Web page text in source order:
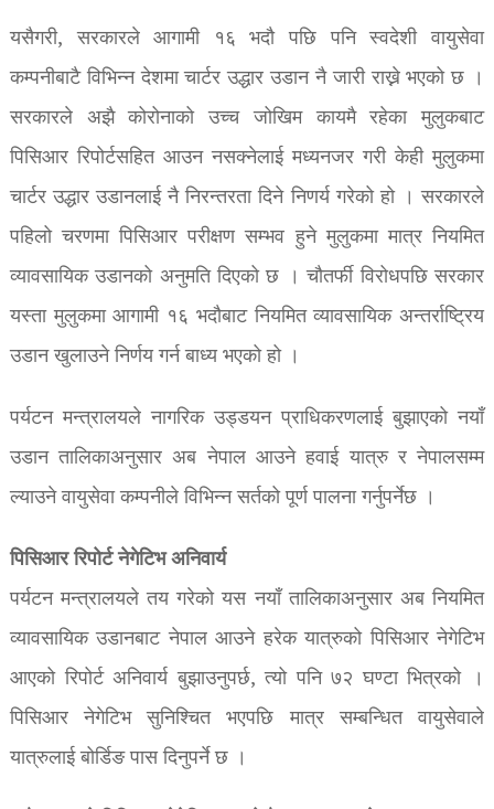
यसैगरी, सरकारले आगामी १६ भदौ पछि पनि स्वदेशी वायुसेवा
कम्पनीबाटै विभिन्न देशमा चार्टर उद्धार उडान नै जारी राख्ने भएको छ ।
सरकारले अझै कोरोनाको उच्च जोखिम कायमै रहेका मुलुकबाट
पिसिआर रिपोर्टसहित आउन नसक्नेलाई मध्यनजर गरी केही मुलुकमा
चार्टर उद्धार उडानलाई नै निरन्तरता दिने निणर्य गरेको हो । सरकारले
पहिलो चरणमा पिसिआर परीक्षण सम्भव हुने मुलुकमा मात्र नियमित
व्यावसायिक उडानको अनुमति दिएको छ । चौतर्फी विरोधपछि सरकार
यस्ता मुलुकमा आगामी १६ भदौबाट नियमित व्यावसायिक अन्तर्राष्ट्रिय
उडान खुलाउने निर्णय गर्न बाध्य भएको हो ।
पर्यटन मन्त्रालयले नागरिक उड्डयन प्राधिकरणलाई बुझाएको नयाँ
उडान तालिकाअनुसार अब नेपाल आउने हवाई यात्रु र नेपालसम्म
ल्याउने वायुसेवा कम्पनीले विभिन्न सर्तको पूर्ण पालना गर्नुपर्नेछ ।
पिसिआर रिपोर्ट नेगेटिभ अनिवार्य
पर्यटन मन्त्रालयले तय गरेको यस नयाँ तालिकाअनुसार अब नियमित
व्यावसायिक उडानबाट नेपाल आउने हरेक यात्रुको पिसिआर नेगेटिभ
आएको रिपोर्ट अनिवार्य बुझाउनुपर्छ, त्यो पनि ७२ घण्टा भित्रको ।
पिसिआर नेगेटिभ सुनिश्चित भएपछि मात्र सम्बन्धित वायुसेवाले
यात्रुलाई बोर्डिङ पास दिनुपर्ने छ ।